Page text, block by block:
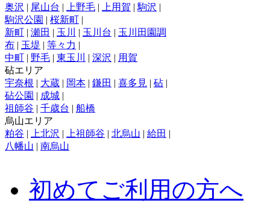
奥沢 | 尾山台 | 上野毛 | 上用賀 | 駒沢 |
駒沢公園 | 桜新町 |
新町 | 瀬田 | 玉川 | 玉川台 | 玉川田園調
布 | 玉堤 | 等々力 |
中町 | 野毛 | 東玉川 | 深沢 | 用賀
砧エリア
宇奈根 | 大蔵 | 岡本 | 鎌田 | 喜多見 | 砧 |
砧公園 | 成城 |
祖師谷 | 千歳台 | 船橋
烏山エリア
粕谷 | 上北沢 | 上祖師谷 | 北烏山 | 給田 |
八幡山 | 南烏山
初めてご利用の方へ